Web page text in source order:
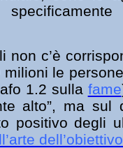
non c’è
le
1.2 sulla fame
alto”, ma
positivo degli
dell’obiettivo